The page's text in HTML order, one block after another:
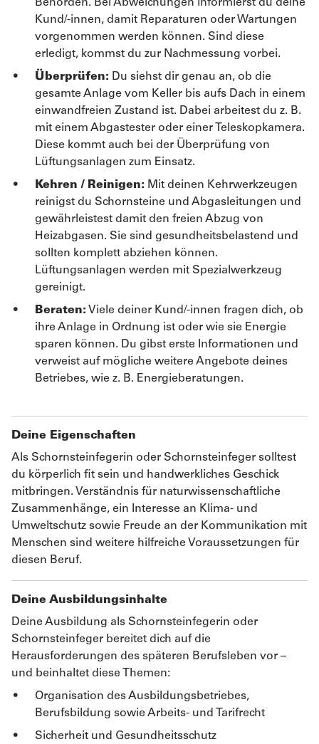
Behörden. Bei Abweichungen informierst du deine
Kund/-innen, damit Reparaturen oder Wartungen
vorgenommen werden können. Sind diese
erledigt, kommst du zur Nachmessung vorbei.
Überprüfen: Du siehst dir genau an, ob die
gesamte Anlage vom Keller bis aufs Dach in einem
einwandfreien Zustand ist. Dabei arbeitest du z. B.
mit einem Abgastester oder einer Teleskopkamera.
Diese kommt auch bei der Überprüfung von
Lüftungsanlagen zum Einsatz.
Kehren / Reinigen: Mit deinen Kehrwerkzeugen
reinigst du Schornsteine und Abgasleitungen und
gewährleistest damit den freien Abzug von
Heizabgasen. Sie sind gesundheitsbelastend und
sollten komplett abziehen können.
Lüftungsanlagen werden mit Spezialwerkzeug
gereinigt.
Beraten: Viele deiner Kund/-innen fragen dich, ob
ihre Anlage in Ordnung ist oder wie sie Energie
sparen können. Du gibst erste Informationen und
verweist auf mögliche weitere Angebote deines
Betriebes, wie z. B. Energieberatungen.
Deine Eigenschaften
Als Schornsteinfegerin oder Schornsteinfeger solltest
du körperlich fit sein und handwerkliches Geschick
mitbringen. Verständnis für naturwissenschaftliche
Zusammenhänge, ein Interesse an Klima- und
Umweltschutz sowie Freude an der Kommunikation mit
Menschen sind weitere hilfreiche Voraussetzungen für
diesen Beruf.
Deine Ausbildungsinhalte
Deine Ausbildung als Schornsteinfegerin oder
Schornsteinfeger bereitet dich auf die
Herausforderungen des späteren Berufsleben vor –
und beinhaltet diese Themen:
Organisation des Ausbildungsbetriebes,
Berufsbildung sowie Arbeits- und Tarifrecht
Sicherheit und Gesundheitsschutz